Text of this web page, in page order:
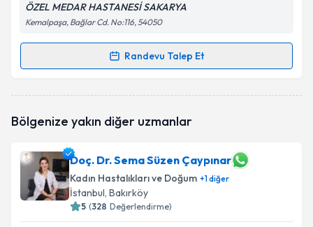
Kişisel verilerimin işlenmesine ilişkin
Metni'ni okudum ve kişisel verilerimin belirtilen
Takvim Talebini Gönder
ÖZEL MEDAR HASTANESİ SAKARYA
Kemalpaşa, Bağlar Cd. No:116, 54050
Randevu Talep Et
Randevu Takvimi Talebi
talebi oluşturun. Size bu uzmandan randevu almanız
bilgilendireceğiz.
E-posta Adresiniz
Bölgenize yakın diğer uzmanlar
Doç. Dr. Sema Süzen Çaypınar
Kadın Hastalıkları ve Doğum +1diğer
İstanbul, Bakırköy
5 (328 Değerlendirme)